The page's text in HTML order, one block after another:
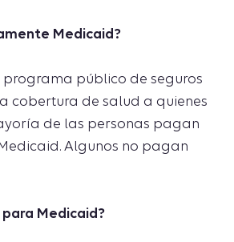
Medicaid?
programa público de seguros
cobertura de salud a quienes
de las personas pagan
Algunos no pagan
Medicaid?